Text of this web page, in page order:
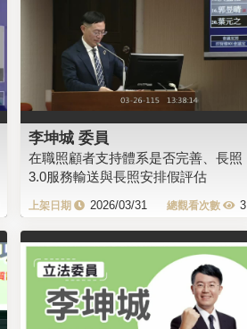
李坤城 委員
在職照顧者支持體系是否完善、長照
3.0服務輸送與長照安排假評估
2026/03/31 3